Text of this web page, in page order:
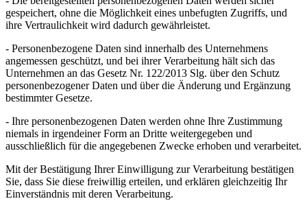
gespeichert, ohne die Möglichkeit eines unbefugten Zugriffs, und
ihre Vertraulichkeit wird dadurch gewährleistet.
- Personenbezogene Daten sind innerhalb des Unternehmens
angemessen geschützt, und bei ihrer Verarbeitung hält sich das
Unternehmen an das Gesetz Nr. 122/2013 Slg. über den Schutz
personenbezogener Daten und über die Änderung und Ergänzung
bestimmter Gesetze.
- Ihre personenbezogenen Daten werden ohne Ihre Zustimmung
niemals in irgendeiner Form an Dritte weitergegeben und
ausschließlich für die angegebenen Zwecke erhoben und verarbeitet.
Mit der Bestätigung Ihrer Einwilligung zur Verarbeitung bestätigen
Sie, dass Sie diese freiwillig erteilen, und erklären gleichzeitig Ihr
Einverständnis mit deren Verarbeitung.